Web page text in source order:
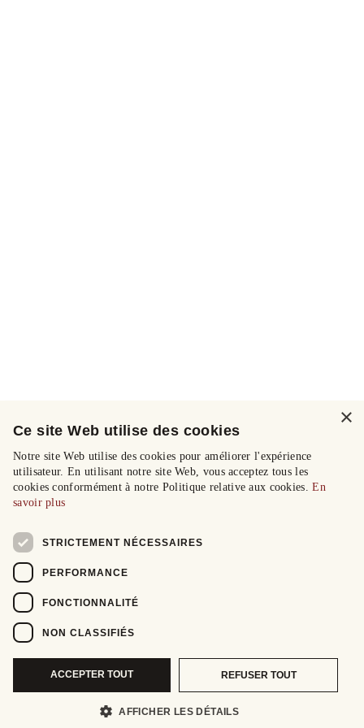
×
Ce site Web utilise des cookies
Notre site Web utilise des cookies pour améliorer l'expérience
utilisateur. En utilisant notre site Web, vous acceptez tous les
cookies conformément à notre Politique relative aux cookies.En
savoir plus
STRICTEMENT NÉCESSAIRES
PERFORMANCE
FONCTIONNALITÉ
NON CLASSIFIÉS
ACCEPTER TOUT REFUSER TOUT
AFFICHER LES DÉTAILS